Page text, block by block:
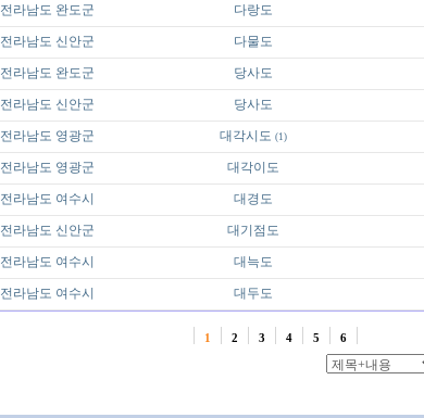
전라남도 완도군 다랑도
전라남도 신안군 다물도
전라남도 완도군 당사도
전라남도 신안군 당사도
전라남도 영광군 대각시도 (1)
전라남도 영광군 대각이도
전라남도 여수시 대경도
전라남도 신안군 대기점도
전라남도 여수시 대늑도
전라남도 여수시 대두도
1 2 3 4 5 6